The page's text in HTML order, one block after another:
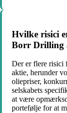
Hvilke risici
Borr Drilling
Der er flere risici
aktie, herunder
oliepriser,
selskabets
at være
portefølje for at